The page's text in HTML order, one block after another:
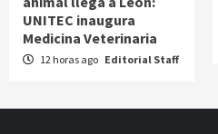
UNITEC inaugura
Medicina Veterinaria
12 horas ago Editorial Staff